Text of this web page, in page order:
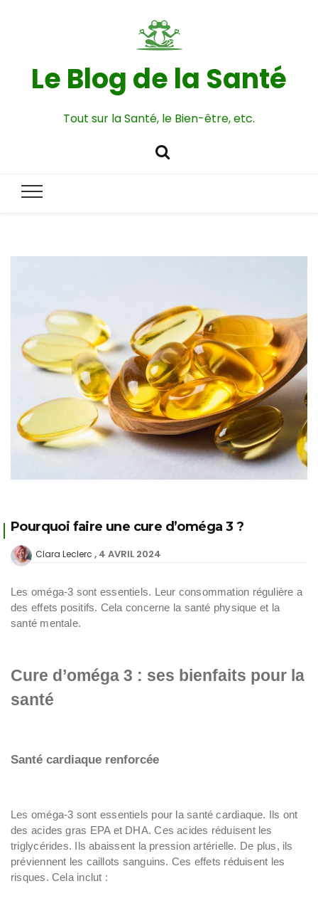
Le Blog de la Santé
Tout sur la Santé, le Bien-être, etc.
Pourquoi faire une cure d’oméga 3 ?
Clara Leclerc 4 AVRIL 2024
Les oméga-3 sont essentiels. Leur consommation régulière a
des effets positifs. Cela concerne la santé physique et la
santé mentale.
Cure d’oméga 3 : ses bienfaits pour la
santé
Santé cardiaque renforcée
Les oméga-3 sont essentiels pour la santé cardiaque. Ils ont
des acides gras EPA et DHA. Ces acides réduisent les
triglycérides. Ils abaissent la pression artérielle. De plus, ils
préviennent les caillots sanguins. Ces effets réduisent les
risques. Cela inclut :